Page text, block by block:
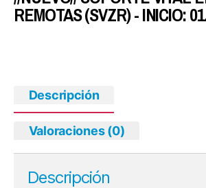
REMOTAS (SVZR) - INICIO:
Descripción
Valoraciones (0)
Descripción